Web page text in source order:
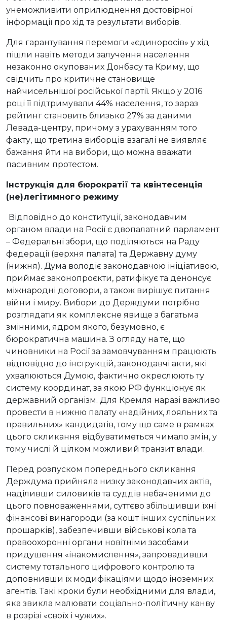
унеможливити оприлюднення достовірної
інформації про хід та результати виборів.
Для гарантування перемоги «єдиноросів» у хід
пішли навіть методи залучення населення
незаконно окупованих Донбасу та Криму, що
свідчить про критичне становище
найчисельнішої російської партії. Якщо у 2016
році її підтримували 44% населення, то зараз
рейтинг становить близько 27% за даними
Левада-центру, причому з урахуванням того
факту, що третина виборців взагалі не виявляє
бажання йти на вибори, що можна вважати
пасивним протестом.
Інструкція для бюрократії та квінтесенція
(не)легітимного режиму
Відповідно до конституції, законодавчим
органом влади на Росії є двопалатний парламент
– Федеральні збори, що поділяються на Раду
федерації (верхня палата) та Державну думу
(нижня). Дума володіє законодавчою ініціативою,
приймає законопроєкти, ратифікує та денонсує
міжнародні договори, а також вирішує питання
війни і миру. Вибори до Держдуми потрібно
розглядати як комплексне явище з багатьма
змінними, ядром якого, безумовно, є
бюрократична машина. З огляду на те, що
чиновники на Росії за замовчуванням працюють
відповідно до інструкцій, законодавчі акти, які
ухвалюються Думою, фактично окреслюють ту
систему координат, за якою РФ функціонує як
державний організм. Для Кремля наразі важливо
провести в нижню палату «надійних, лояльних та
правильних» кандидатів, тому що саме в рамках
цього скликання відбуватиметься чимало змін, у
тому числі й цілком можливий транзит влади.
Перед розпуском попереднього скликання
Держдума прийняла низку законодавчих актів,
наділивши силовиків та суддів небаченими до
цього повноваженнями, суттєво збільшивши їхні
фінансові винагороди (за кошт інших суспільних
прошарків), забезпечивши військові кола та
правоохоронні органи новітніми засобами
придушення «інакомислення», запровадивши
систему тотального цифрового контролю та
доповнивши їх модифікаціями щодо іноземних
агентів. Такі кроки були необхідними для влади,
яка звикла малювати соціально-політичну канву
в розрізі «своїх і чужих».